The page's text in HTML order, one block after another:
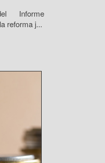
Informe
reforma j...